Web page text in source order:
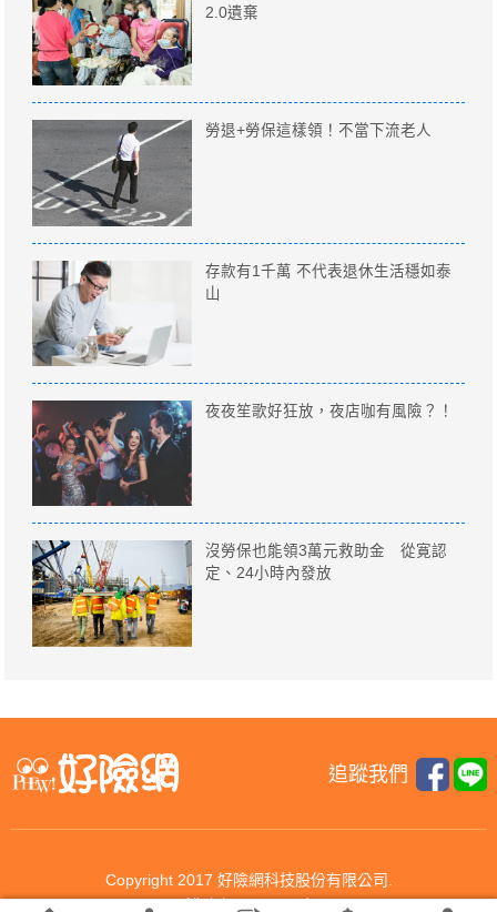
2.0遺棄
勞退+勞保這樣領！不當下流老人
存款有1千萬 不代表退休生活穩如泰
山
夜夜笙歌好狂放，夜店咖有風險？！
沒勞保也能領3萬元救助金 從寛認
定、24小時內發放
追蹤我們
Copyright 2017 好險網科技股份有限公司.
All rights reserved.